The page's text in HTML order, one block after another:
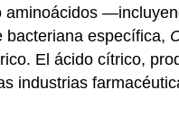
específica,
El ácido cítrico,
industrias